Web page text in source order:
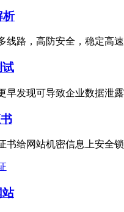
析
线路，高防安全，稳定高速
试
早发现可导致企业数据泄露
书给网站机密信息上安全锁
站